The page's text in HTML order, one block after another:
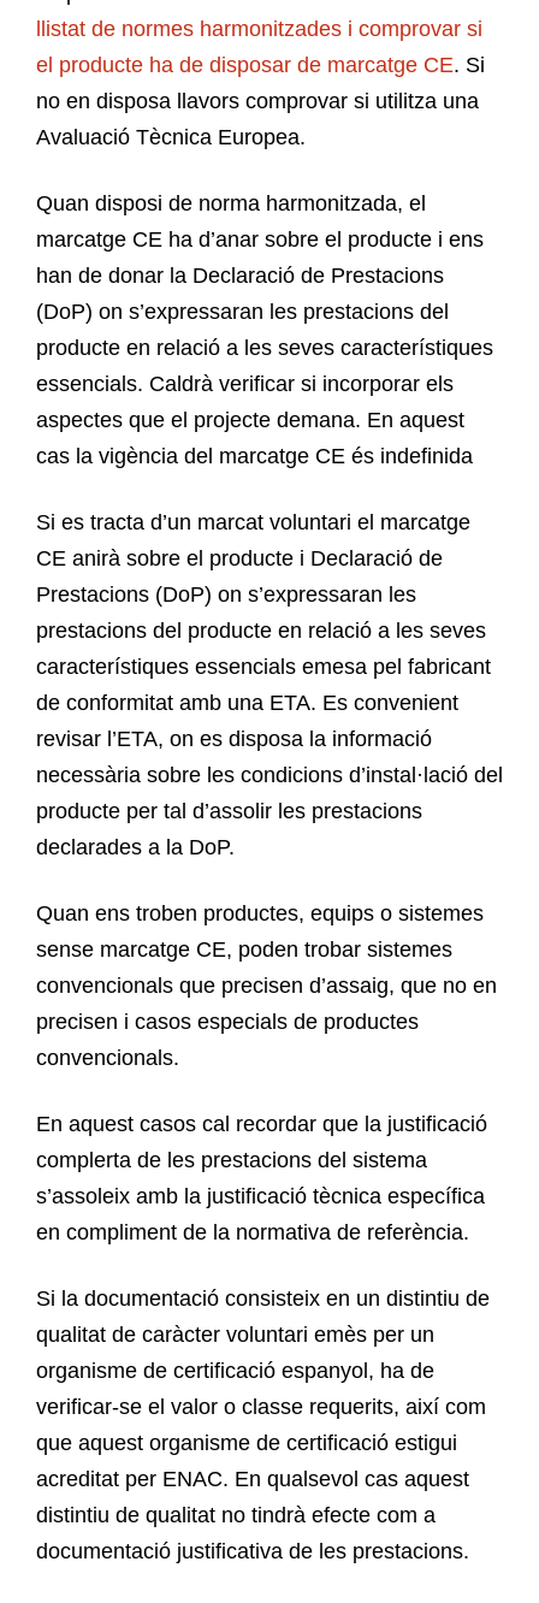
llistat de normes harmonitzades i comprovar si
el producte ha de disposar de marcatge CE. Si
no en disposa llavors comprovar si utilitza una
Avaluació Tècnica Europea.
Quan disposi de norma harmonitzada, el
marcatge CE ha d’anar sobre el producte i ens
han de donar la Declaració de Prestacions
(DoP) on s’expressaran les prestacions del
produc­te en relació a les seves característiques
essencials. Caldrà verificar si incorporar els
aspectes que el projecte demana. En aquest
cas la vigència del marcatge CE és indefinida
Si es tracta d’un marcat voluntari el marcatge
CE anirà sobre el producte i Declaració de
Prestacions (DoP) on s’expressaran les
prestacions del producte en relació a les seves
característiques essencials emesa pel fabricant
de conformitat amb una ETA. Es convenient
revisar l’ETA, on es disposa la informació
necessària sobre les condicions d’instal·lació del
producte per tal d’assolir les prestacions
declarades a la DoP.
Quan ens troben productes, equips o sistemes
sense marcatge CE, poden trobar sistemes
convencionals que precisen d’assaig, que no en
precisen i casos especials de productes
convencionals.
En aquest casos cal recordar que la justificació
complerta de les prestacions del sistema
s’assoleix amb la justificació tècnica específica
en compliment de la normativa de referència.
Si la documentació consisteix en un distintiu de
qualitat de caràcter voluntari emès per un
organisme de certificació espanyol, ha de
verificar-se el valor o classe requerits, així com
que aquest organisme de certificació estigui
acreditat per ENAC. En qualsevol cas aquest
distintiu de qualitat no tindrà efecte com a
documentació justificativa de les prestacions.